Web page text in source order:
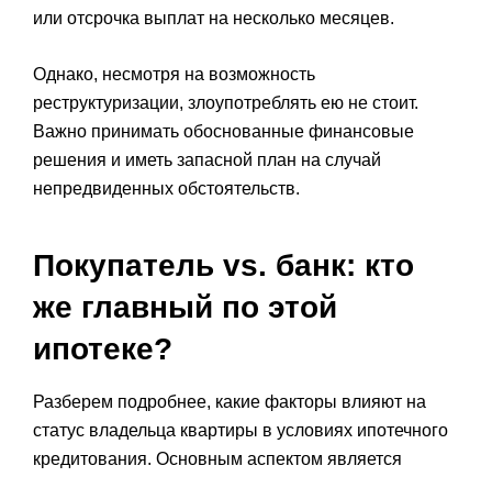
или отсрочка выплат на несколько месяцев.
Однако, несмотря на возможность
реструктуризации, злоупотреблять ею не стоит.
Важно принимать обоснованные финансовые
решения и иметь запасной план на случай
непредвиденных обстоятельств.
Покупатель vs. банк: кто
же главный по этой
ипотеке?
Разберем подробнее, какие факторы влияют на
статус владельца квартиры в условиях ипотечного
кредитования. Основным аспектом является